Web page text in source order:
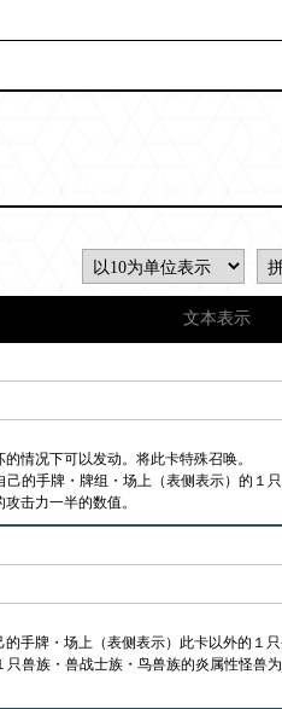
文本表示
情况下可以发动。将此卡特殊召唤。
的手牌・牌组・场上（表侧表示）的１
击力一半的数值。
手牌・场上（表侧表示）此卡以外的１只
兽族・兽战士族・鸟兽族的炎属性怪兽